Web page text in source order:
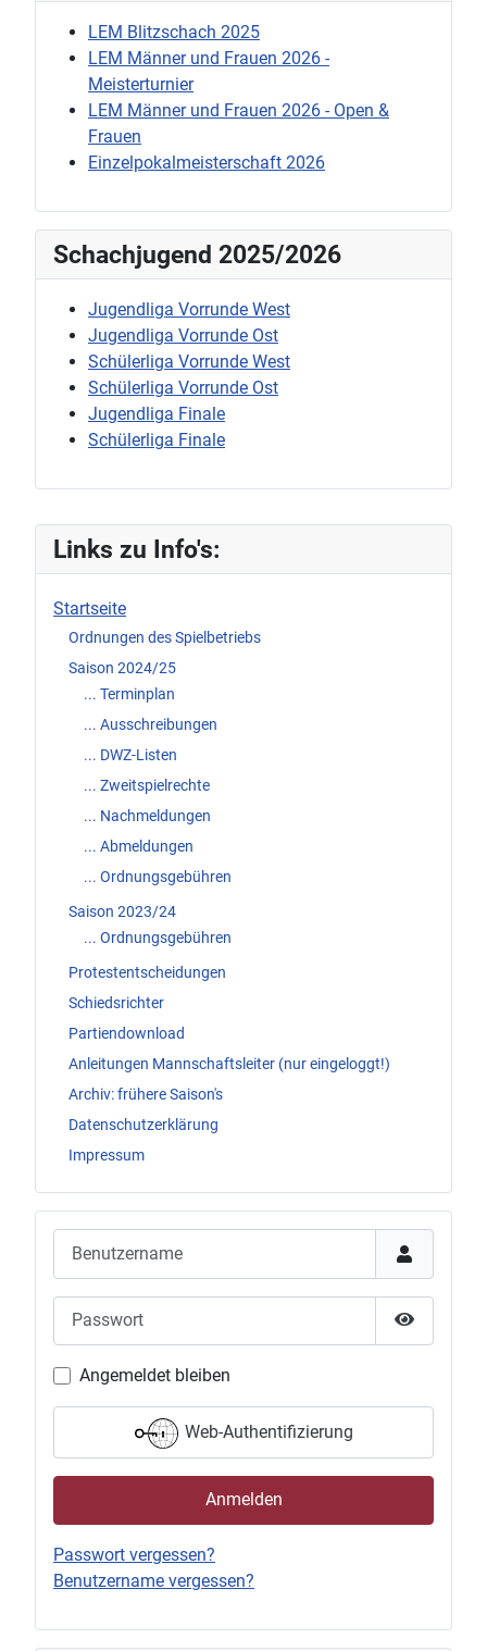
Links zu Info's:
Startseite
Ordnungen des Spielbetriebs
Saison 2024/25
... Terminplan
... Ausschreibungen
... DWZ-Listen
... Zweitspielrechte
... Nachmeldungen
... Abmeldungen
... Ordnungsgebühren
Saison 2023/24
... Ordnungsgebühren
Protestentscheidungen
Schiedsrichter
Partiendownload
Anleitungen Mannschaftsleiter (nur eingeloggt!)
Archiv: frühere Saison's
Datenschutzerklärung
Impressum
Passwort
Angemeldet bleiben
Web-Authentifizierung
Anmelden
Passwort vergessen?
Benutzername vergessen?
LEM Blitzschach 2025
LEM Männer und Frauen 2026 -
Meisterturnier
LEM Männer und Frauen 2026 - Open &
Frauen
Einzelpokalmeisterschaft 2026
Schachjugend 2025/2026
Jugendliga Vorrunde West
Jugendliga Vorrunde Ost
Schülerliga Vorrunde West
Schülerliga Vorrunde Ost
Jugendliga Finale
Schülerliga Finale